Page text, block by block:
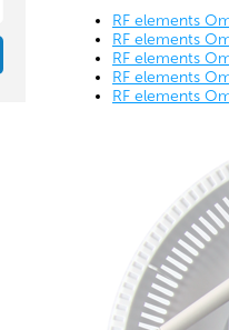
RF elements
RF elements
RF elements
RF elements
RF elements